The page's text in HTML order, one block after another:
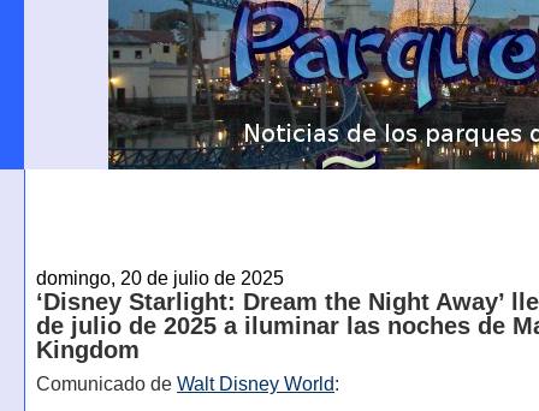
domingo, 20 de julio de 2025
‘Disney Starlight: Dream the Night Away’
de julio de 2025 a iluminar las noches de
Kingdom
Comunicado de Walt Disney World: